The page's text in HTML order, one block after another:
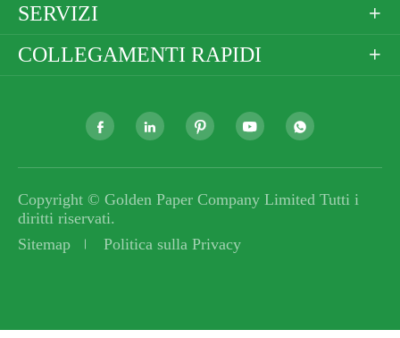
SERVIZI 
COLLEGAMENTI RAPIDI 
    
Copyright © Golden Paper Company Limited Tutti i
diritti riservati.
Sitemap
Politica sulla Privacy